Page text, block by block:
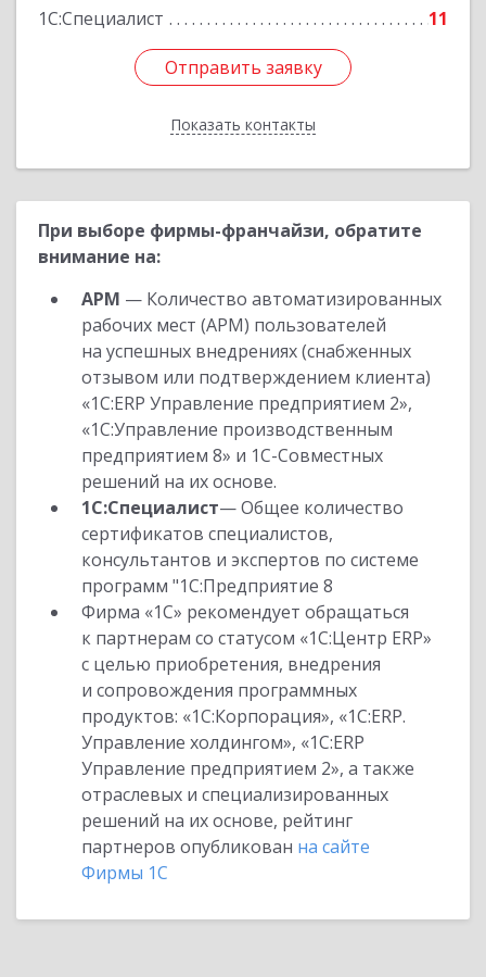
1С:Специалист
11
Отправить заявку
Показать контакты
Отправить заявку
Назад
При выборе фирмы-франчайзи, обратите
внимание на:
АРМ — Количество автоматизированных
рабочих мест (АРМ) пользователей
на успешных внедрениях (снабженных
отзывом или подтверждением клиента)
«1С:ERP Управление предприятием 2»,
«1С:Управление производственным
предприятием 8» и 1С-Совместных
решений на их основе.
1С:Специалист— Общее количество
сертификатов специалистов,
консультантов и экспертов по системе
программ "1С:Предприятие 8
Фирма «1С» рекомендует обращаться
к партнерам со статусом «1С:Центр ERP»
с целью приобретения, внедрения
и сопровождения программных
продуктов: «1С:Корпорация», «1С:ERP.
Управление холдингом», «1С:ERP
Управление предприятием 2», а также
отраслевых и специализированных
решений на их основе, рейтинг
партнеров опубликован на сайте
Фирмы 1С